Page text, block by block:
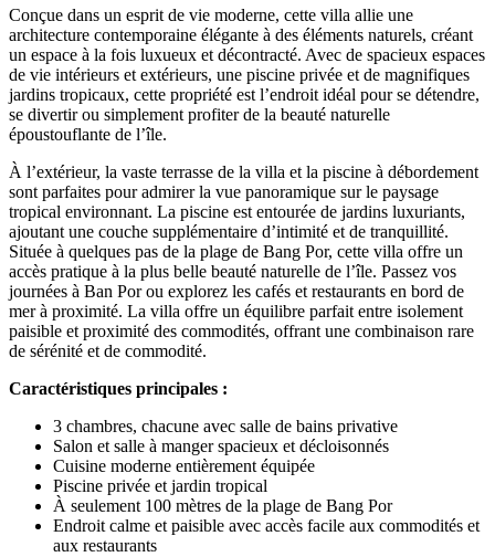
Conçue dans un esprit de vie moderne, cette villa allie une
architecture contemporaine élégante à des éléments naturels, créant
un espace à la fois luxueux et décontracté. Avec de spacieux espaces
de vie intérieurs et extérieurs, une piscine privée et de magnifiques
jardins tropicaux, cette propriété est l’endroit idéal pour se détendre,
se divertir ou simplement profiter de la beauté naturelle
époustouflante de l’île.
À l’extérieur, la vaste terrasse de la villa et la piscine à débordement
sont parfaites pour admirer la vue panoramique sur le paysage
tropical environnant. La piscine est entourée de jardins luxuriants,
ajoutant une couche supplémentaire d’intimité et de tranquillité.
Située à quelques pas de la plage de Bang Por, cette villa offre un
accès pratique à la plus belle beauté naturelle de l’île. Passez vos
journées à Ban Por ou explorez les cafés et restaurants en bord de
mer à proximité. La villa offre un équilibre parfait entre isolement
paisible et proximité des commodités, offrant une combinaison rare
de sérénité et de commodité.
Caractéristiques principales :
3 chambres, chacune avec salle de bains privative
Salon et salle à manger spacieux et décloisonnés
Cuisine moderne entièrement équipée
Piscine privée et jardin tropical
À seulement 100 mètres de la plage de Bang Por
Endroit calme et paisible avec accès facile aux commodités et
aux restaurants